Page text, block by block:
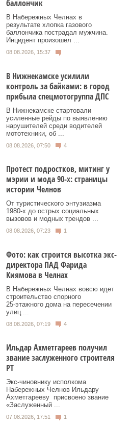
баллончик
В Набережных Челнах в
результате хлопка газового
баллончика пострадал мужчина.
Инцидент произошел ...
08.08.2026, 15:37
В Нижнекамске усилили
контроль за байками: в город
прибыла спецмотогруппа ДПС
В Нижнекамске стартовали
усиленные рейды по выявлению
нарушителей среди водителей
мототехники, об ...
08.08.2026, 07:50 4
Протест подростков, митинг у
мэрии и мода 90-х: страницы
истории Челнов
От туристического энтузиазма
1980‑х до острых социальных
вызовов и модных трендов ...
08.08.2026, 07:23 1
Фото: как строится высотка экс-
директора ПАД Фарида
Киямова в Челнах
В Набережных Челнах вовсю идет
строительство спорного
25‑этажного дома на пересечении
улиц ...
08.08.2026, 07:19 4
Ильдар Ахметгареев получил
звание заслуженного строителя
РТ
Экс‑чиновнику исполкома
Набережных Челнов Ильдару
Ахметгарееву присвоено звание
«Заслуженный ...
07.08.2026, 17:51 1